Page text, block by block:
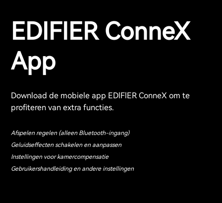
EDIFIER ConneX
App
Download de mobiele app EDlFlER ConneX om te
profiteren van extra functies.
Afspelen regelen (alleen Bluetooth-ingang)
Geluidseffecten schakelen en aanpassen
Instellingen voor kamercompensatie
Gebruikershandleiding en andere instellingen